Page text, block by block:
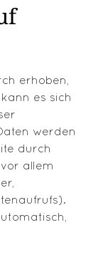
erhoben,
es sich
werden
durch
allem